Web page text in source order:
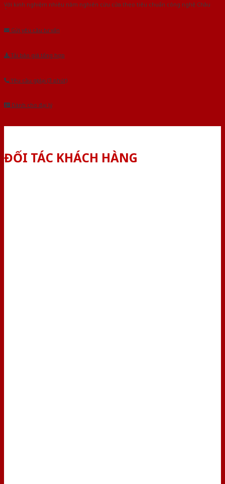
Với kinh nghiệm nhiêu năm nghiên cứu cửa theo tiêu chuẩn công nghệ Châu
Gửi yêu cầu tư vấn
Tải báo giá tổng hợp
Yêu cầu gọi lại (3 phút)
Dành cho đại lý
ĐỐI TÁC KHÁCH HÀNG